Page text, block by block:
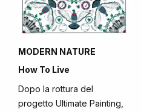
MODERN NATURE
How To Live
Dopo la rottura del
progetto Ultimate Painting,